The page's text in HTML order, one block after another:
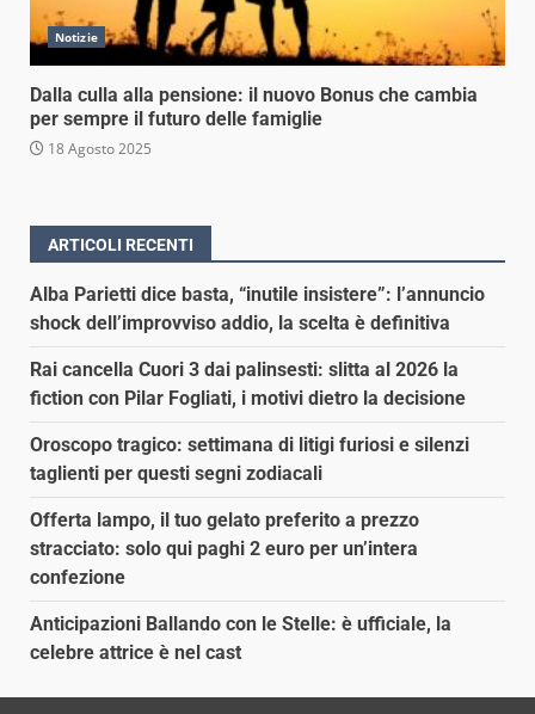
Notizie
Dalla culla alla pensione: il nuovo Bonus che cambia
per sempre il futuro delle famiglie
18 Agosto 2025
ARTICOLI RECENTI
Alba Parietti dice basta, “inutile insistere”: l’annuncio
shock dell’improvviso addio, la scelta è definitiva
Rai cancella Cuori 3 dai palinsesti: slitta al 2026 la
fiction con Pilar Fogliati, i motivi dietro la decisione
Oroscopo tragico: settimana di litigi furiosi e silenzi
taglienti per questi segni zodiacali
Offerta lampo, il tuo gelato preferito a prezzo
stracciato: solo qui paghi 2 euro per un’intera
confezione
Anticipazioni Ballando con le Stelle: è ufficiale, la
celebre attrice è nel cast